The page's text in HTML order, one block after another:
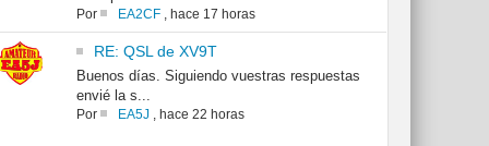
Por EA2CF, hace 17 horas
RE: QSL de XV9T
Buenos días. Siguiendo vuestras respuestas
envié la s...
Por EA5J, hace 22 horas